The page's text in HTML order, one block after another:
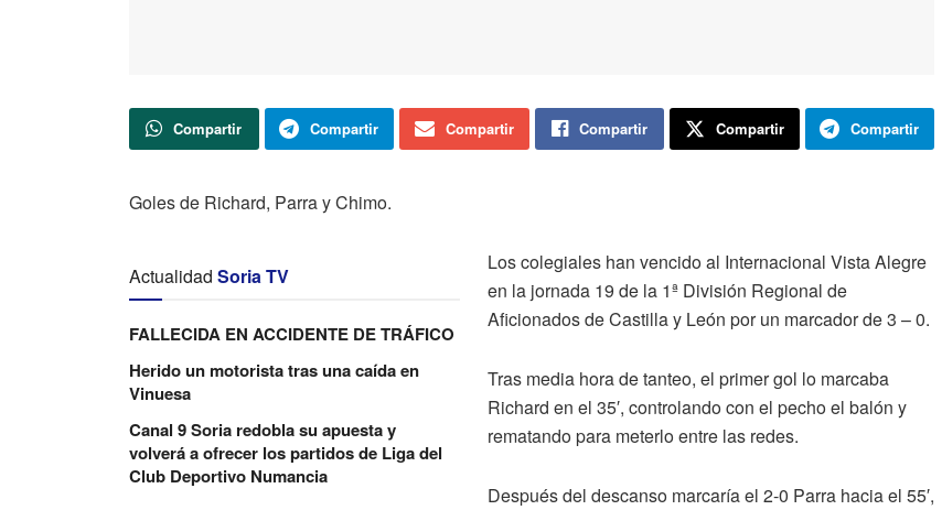
Compartir Compartir Compartir Compartir Compartir Compartir
Goles de Richard, Parra y Chimo.
Actualidad Soria TV
FALLECIDA EN ACCIDENTE DE TRÁFICO
Herido un motorista tras una caída en
Vinuesa
Canal 9 Soria redobla su apuesta y
volverá a ofrecer los partidos de Liga del
Club Deportivo Numancia
Los colegiales han vencido al Internacional Vista Alegre
en la jornada 19 de la 1ª División Regional de
Aficionados de Castilla y León por un marcador de 3 – 0.
Tras media hora de tanteo, el primer gol lo marcaba
Richard en el 35′, controlando con el pecho el balón y
rematando para meterlo entre las redes.
Después del descanso marcaría el 2-0 Parra hacia el 55′,